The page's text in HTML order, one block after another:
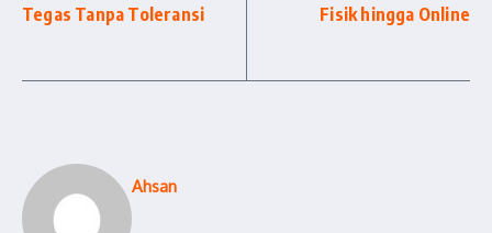
Tegas Tanpa Toleransi
Fisik hingga Online
Ahsan